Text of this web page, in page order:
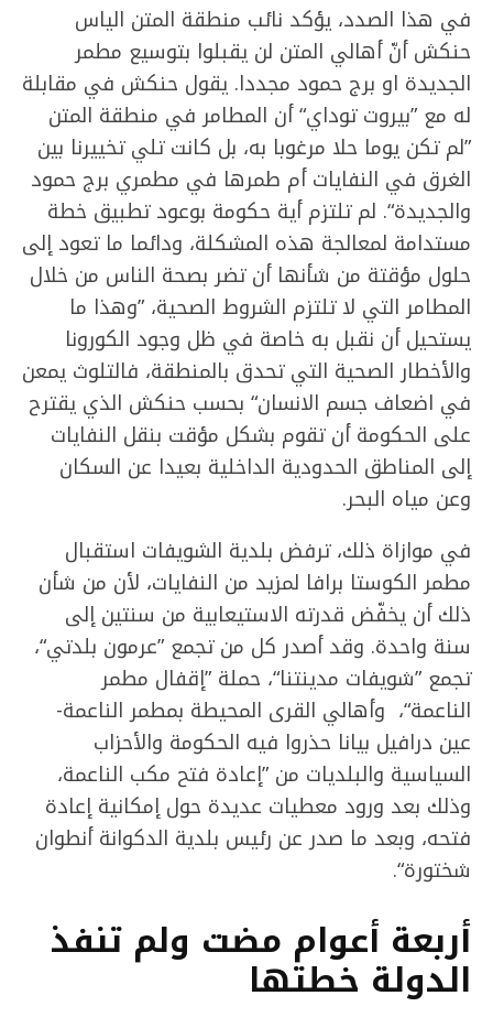
في هذا الصدد، يؤكد نائب منطقة المتن الياس
حنكش أنّ أهالي المتن لن يقبلوا بتوسيع مطمر
الجديدة او برج حمود مجددا. يقول حنكش في مقابلة
له مع ”بيروت توداي“ أن المطامر في منطقة المتن
”لم تكن يوما حلا مرغوبا به، بل كانت تلي تخييرنا بين
الغرق في النفايات أم طمرها في مطمري برج حمود
والجديدة“. لم تلتزم أية حكومة بوعود تطبيق خطة
مستدامة لمعالجة هذه المشكلة، ودائما ما تعود إلى
حلول مؤقتة من شأنها أن تضر بصحة الناس من خلال
المطامر التي لا تلتزم الشروط الصحية، ”وهذا ما
يستحيل أن نقبل به خاصة في ظل وجود الكورونا
والأخطار الصحية التي تحدق بالمنطقة، فالتلوث يمعن
في اضعاف جسم الانسان“ بحسب حنكش الذي يقترح
على الحكومة أن تقوم بشكل مؤقت بنقل النفايات
إلى المناطق الحدودية الداخلية بعيدا عن السكان
وعن مياه البحر.
في موازاة ذلك، ترفض بلدية الشويفات استقبال
مطمر الكوستا برافا لمزيد من النفايات، لأن من شأن
ذلك أن يخفّض قدرته الاستيعابية من سنتين إلى
سنة واحدة. وقد أصدر كل من تجمع ”عرمون بلدتي“،
تجمع ”شويفات مدينتنا“، حملة ”إقفال مطمر
الناعمة“، وأهالي القرى المحيطة بمطمر الناعمة-
عين درافيل بيانا حذروا فيه الحكومة والأحزاب
السياسية والبلديات من ”إعادة فتح مكب الناعمة،
وذلك بعد ورود معطيات عديدة حول إمكانية إعادة
فتحه، وبعد ما صدر عن رئيس بلدية الدكوانة أنطوان
شختورة“.
أربعة أعوام مضت ولم تنفذ
الدولة خطتها